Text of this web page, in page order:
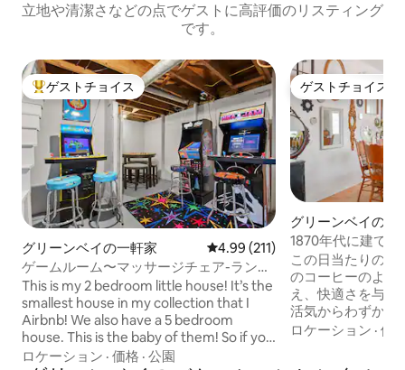
立地や清潔さなどの点でゲストに高評価のリスティング
です。
大好評のゲストチョイスです。
ゲストチョイス
グリーンベイの一軒家 レビュー211件、5つ星中4.99つ
4.99 (211)
ゲームルーム〜マッサージチェア-ランボ
ー・フィールド／レッシュフィールドか
ら1マイル
This is my 2 bedroom little house! It’s the
smallest house in my collection that I
Airbnb! We also have a 5 bedroom
house. This is the baby of them! So if you
don’t need a large house but love
ロケーション · 価格 · 公園
ゲストチョイス
ゲストチョイス
グリーンベイの一
1870年代に建て
ウンロフト
この日当たりの良
のコーヒーのよう
え、快適さを与え
活気からわずか数
1870年代に建て
ロケーション ·価